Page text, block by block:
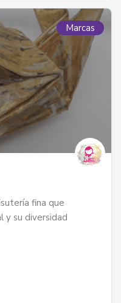
Marcas
fina que
y su diversidad